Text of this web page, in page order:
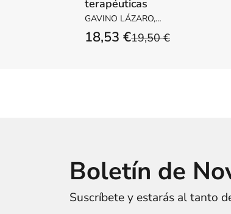
terapéuticas
GAVINO LÁZARO,
AURORA
19,50 €
18,53 €
Boletín de
Suscríbete y estarás al tanto